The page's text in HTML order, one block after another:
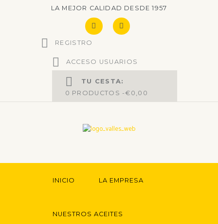
LA MEJOR CALIDAD DESDE 1957
REGISTRO
ACCESO USUARIOS
TU CESTA:
0 PRODUCTOS -€0,00
INICIO LA EMPRESA
NUESTROS ACEITES